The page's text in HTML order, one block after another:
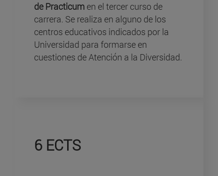
de Practicum en el tercer curso de
carrera. Se realiza en alguno de los
centros educativos indicados por la
Universidad para formarse en
cuestiones de Atención a la Diversidad.
6 ECTS